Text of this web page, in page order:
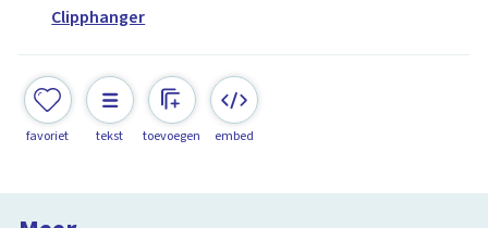
Clipphanger
favoriet tekst toevoegen embed